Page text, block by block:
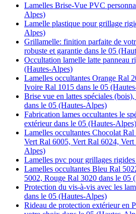
Lamelles Brise-Vue PVC
Alpes)
Lamelle plastique pour grillage
Alpes)
Grillamelle: finition parfaite de
robuste et garantie dans le 05
Occultation lamelle latte panneau
(Hautes-Alpes)
Lamelles occultantes Orange Ral
Ivoire Ral 1015 dans le 05
Brise vue en lattes spéciales
dans le 05 (Hautes-Alpes)
Fabrication lames occultantes le
extérieur dans le 05 (Hautes-Alpes)
Lamelles occultantes Chocolat
Vert Ral 6005, Vert Ral 6024,
Alpes)
Lamelles pvc pour grillages
Lamelles occultantes Bleu Ral
5002, Rouge Ral 3020 dans le 05
Protection du vis-à-vis avec les
dans le 05 (Hautes-Alpes)
Rideau de protection extérieur en